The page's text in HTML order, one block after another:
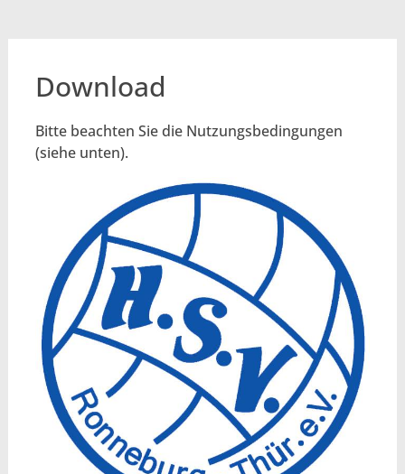
Download
Bitte beachten Sie die Nutzungsbedingungen
(siehe unten).